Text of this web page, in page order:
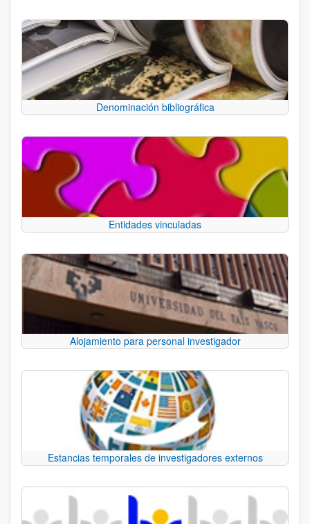
Denominación bibliográfica
Entidades vinculadas
Alojamiento para personal investigador
Estancias temporales de investigadores externos